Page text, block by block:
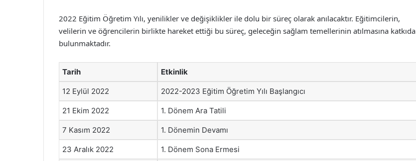
2022 Eğitim Öğretim Yılı, yenilikler ve değişiklikler ile dolu bir süreç olarak anılacaktır. Eğitimcilerin,
velilerin ve öğrencilerin birlikte hareket ettiği bu süreç, geleceğin sağlam temellerinin atılmasına katkıda
bulunmaktadır.
Tarih Etkinlik
12 Eylül 2022 2022-2023 Eğitim Öğretim Yılı Başlangıcı
21 Ekim 2022 1. Dönem Ara Tatili
7 Kasım 2022 1. Dönemin Devamı
23 Aralık 2022 1. Dönem Sona Ermesi